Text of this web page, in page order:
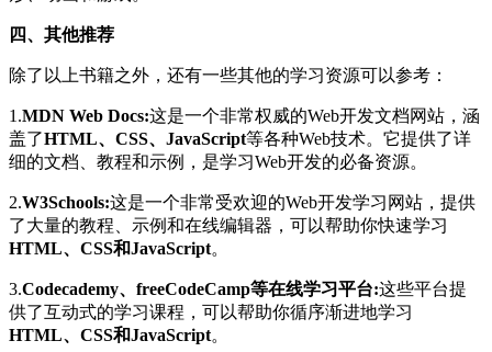
四、其他推荐
除了以上书籍之外，还有一些其他的学习资源可以参考：
1.MDN Web Docs:这是一个非常权威的Web开发文档网站，涵
盖了HTML、CSS、JavaScript等各种Web技术。它提供了详
细的文档、教程和示例，是学习Web开发的必备资源。
2.W3Schools:这是一个非常受欢迎的Web开发学习网站，提供
了大量的教程、示例和在线编辑器，可以帮助你快速学习
HTML、CSS和JavaScript。
3.Codecademy、freeCodeCamp等在线学习平台:这些平台提
供了互动式的学习课程，可以帮助你循序渐进地学习
HTML、CSS和JavaScript。